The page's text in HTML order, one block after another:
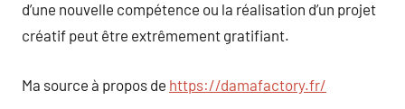
d’une nouvelle compétence ou la réalisation d’un projet
créatif peut être extrêmement gratifiant.
Ma source à propos de https://damafactory.fr/